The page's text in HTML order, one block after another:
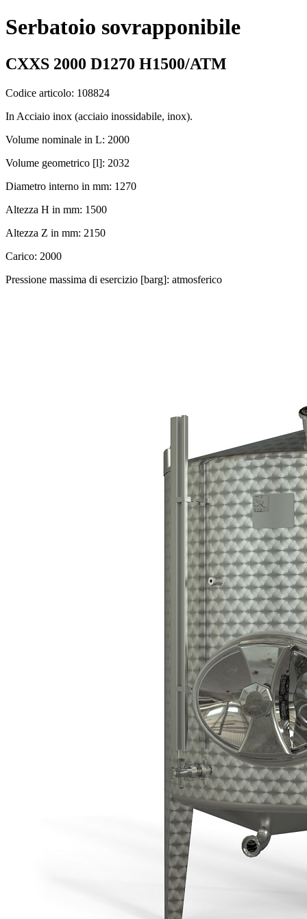
Serbatoio sovrapponibile
CXXS 2000 D1270 H1500/ATM
Codice articolo: 108824
In Acciaio inox (acciaio inossidabile, inox).
Volume nominale in L: 2000
Volume geometrico [l]: 2032
Diametro interno in mm: 1270
Altezza H in mm: 1500
Altezza Z in mm: 2150
Carico: 2000
Pressione massima di esercizio [barg]: atmosferico